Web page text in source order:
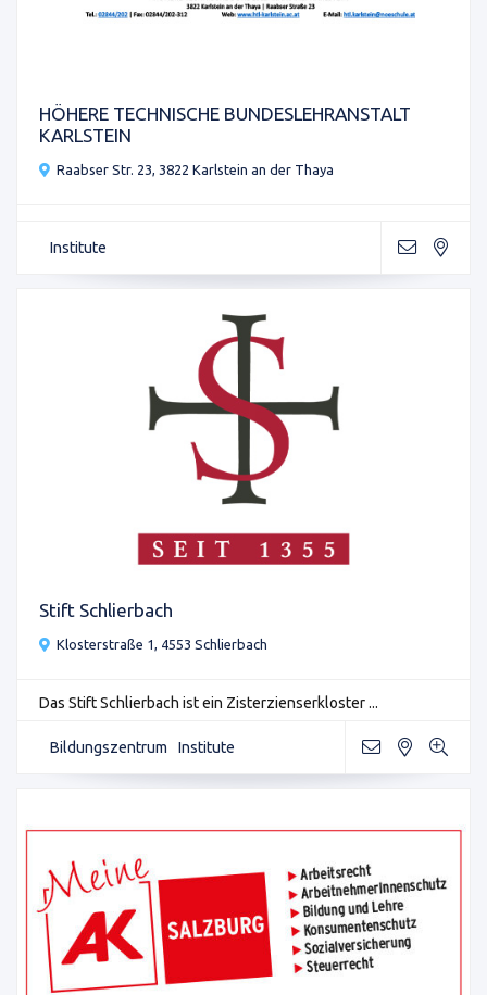
HÖHERE TECHNISCHE BUNDESLEHRANSTALT
KARLSTEIN
Raabser Str. 23, 3822 Karlstein an der Thaya
Institute
Stift Schlierbach
Klosterstraße 1, 4553 Schlierbach
Das Stift Schlierbach ist ein Zisterzienserkloster ...
Bildungszentrum Institute